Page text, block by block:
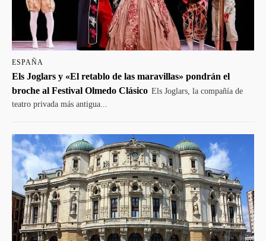
ESPAÑA
Els Joglars y «El retablo de las maravillas» pondrán el
broche al Festival Olmedo Clásico Els Joglars, la compañía de
teatro privada más antigua...